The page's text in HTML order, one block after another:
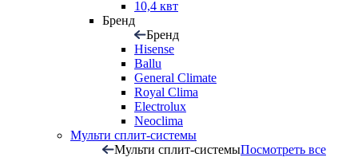
10,4 квт
Бренд
Бренд
Hisense
Ballu
General Climate
Royal Clima
Electrolux
Neoclima
Мульти сплит-системы
Мульти сплит-системыПосмотреть все